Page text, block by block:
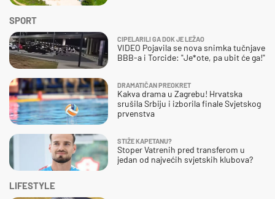
SPORT
CIPELARILI GA DOK JE LEŽAO
VIDEO Pojavila se nova snimka tučnjave
BBB-a i Torcide: "Je*ote, pa ubit će ga!"
DRAMATIČAN PREOKRET
Kakva drama u Zagrebu! Hrvatska
srušila Srbiju i izborila finale Svjetskog
prvenstva
STIŽE KAPETANU?
Stoper Vatrenih pred transferom u
jedan od najvećih svjetskih klubova?
LIFESTYLE